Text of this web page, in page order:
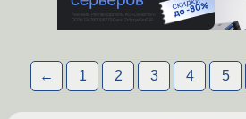
← 1 2 3 4 5